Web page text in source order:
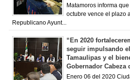
Matamoros informa
octubre vence el plazo
Republicano Ayunt...
“En 2020
seguir impulsando
Tamaulipas y el
Gobernador Cabeza
Enero 06 del 2020